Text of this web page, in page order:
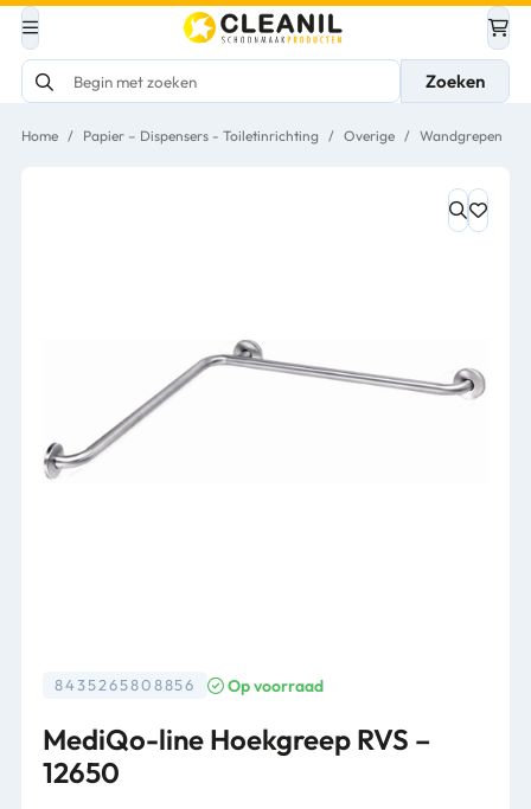
Zoeken
Home / Papier – Dispensers - Toiletinrichting / Overige / Wandgrepen
8435265808856 Op voorraad
MediQo-line Hoekgreep RVS –
12650